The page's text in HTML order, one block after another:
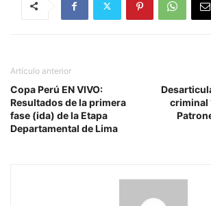
Artículo anterior
Copa Perú EN VIVO:
Resultados de la primera
fase (ida) de la Etapa
Departamental de Lima
criminal